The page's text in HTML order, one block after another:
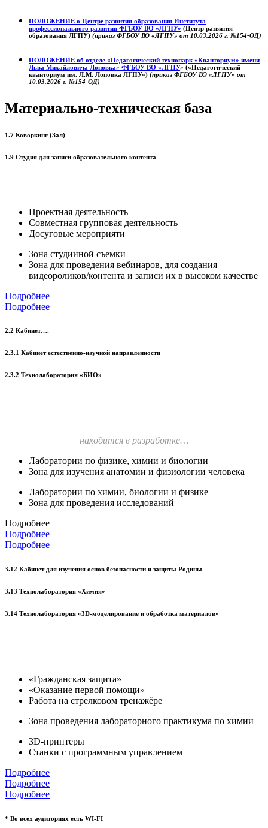
ПОЛОЖЕНИЕ о Центре развития образования Института
профессионального развития ФГБОУ ВО «ЛГПУ» (Центр развития
образования ЛГПУ) (приказ ФГБОУ ВО «ЛГПУ» от 10.03.2026 г. №154-ОД)
ПОЛОЖЕНИЕ об отделе «Педагогический технопарк «Кванториум» имени
Льва Михайловича Лоповка» ФГБОУ ВО «ЛГПУ» («Педагогический
кванториум им. Л.М. Лоповка ЛГПУ») (приказ ФГБОУ ВО «ЛГПУ» от
10.03.2026 г. №154-ОД)
Материально-техническая база
1.7 Коворкинг (Зал)
1.9 Студия для записи образовательного контента
Проектная деятельность
Совместная групповая деятельность
Досуговые мероприяти
Зона студииной съемки
Зона для проведения вебинаров, для создания
видеороликов/контента и записи их в высоком качестве
Подробнее
Подробнее
2.2 Кабинет….
2.3.1 Кабинет естественно-научной направленности
2.3.2 Технолаборатория «БИО»
находится в разработке…
Лаборатории по физике, химии и биологии
Зона для изучения анатомии и физиологии человека
Лаборатории по химии, биологии и физике
Зона для проведения исследований
Подробнее
Подробнее
Подробнее
3.12 Кабинет для изучения основ безопасности и защиты Родины
3.13 Технолаборатория «Химия»
3.14 Технолаборатория «3D-моделирование и обработка материалов»
«Гражданская защита»
«Оказание первой помощи»
Работа на стрелковом тренажёре
Зона проведения лабораторного практикума по химии
3D-принтеры
Станки с программным управлением
Подробнее
Подробнее
Подробнее
* Во всех аудиториях есть WI-FI